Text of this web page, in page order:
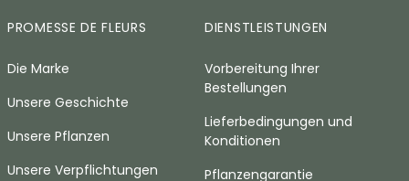
PROMESSE DE FLEURS
Die Marke
Unsere Geschichte
Unsere Pflanzen
Unsere Verpflichtungen
DIENSTLEISTUNGEN
Vorbereitung Ihrer
Bestellungen
Lieferbedingungen und
Konditionen
Pflanzengarantie